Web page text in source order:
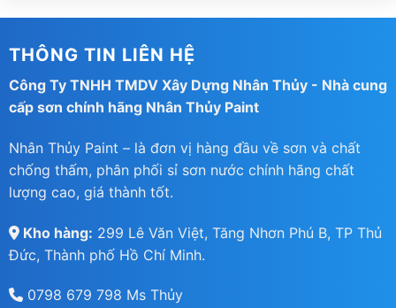
THÔNG TIN LIÊN HỆ
Công Ty TNHH TMDV Xây Dựng Nhân Thủy - Nhà cung
cấp sơn chính hãng Nhân Thủy Paint
Nhân Thủy Paint – là đơn vị hàng đầu về sơn và chất
chống thấm, phân phối sỉ sơn nước chính hãng chất
lượng cao, giá thành tốt.
Kho hàng: 299 Lê Văn Việt, Tăng Nhơn Phú B, TP Thủ
Đức, Thành phố Hồ Chí Minh.
0798 679 798 Ms Thủy